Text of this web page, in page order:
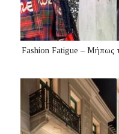
Fashion Fatigue – Μήπως